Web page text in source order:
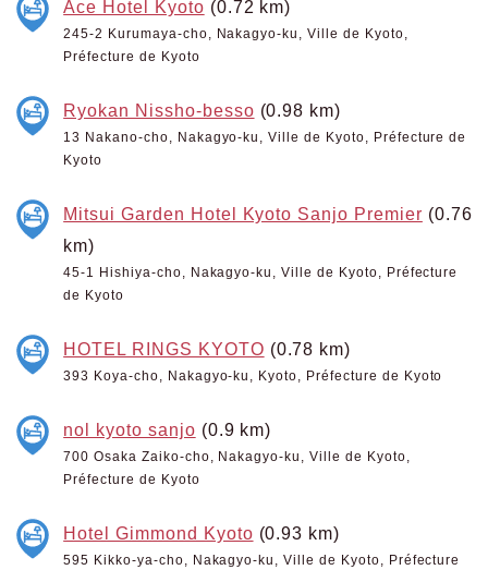
Ace Hotel Kyoto (0.72 km)
245-2 Kurumaya-cho, Nakagyo-ku, Ville de Kyoto,
Préfecture de Kyoto
Ryokan Nissho-besso (0.98 km)
13 Nakano-cho, Nakagyo-ku, Ville de Kyoto, Préfecture de
Kyoto
Mitsui Garden Hotel Kyoto Sanjo Premier (0.76
km)
45-1 Hishiya-cho, Nakagyo-ku, Ville de Kyoto, Préfecture
de Kyoto
HOTEL RINGS KYOTO (0.78 km)
393 Koya-cho, Nakagyo-ku, Kyoto, Préfecture de Kyoto
nol kyoto sanjo (0.9 km)
700 Osaka Zaiko-cho, Nakagyo-ku, Ville de Kyoto,
Préfecture de Kyoto
Hotel Gimmond Kyoto (0.93 km)
595 Kikko-ya-cho, Nakagyo-ku, Ville de Kyoto, Préfecture